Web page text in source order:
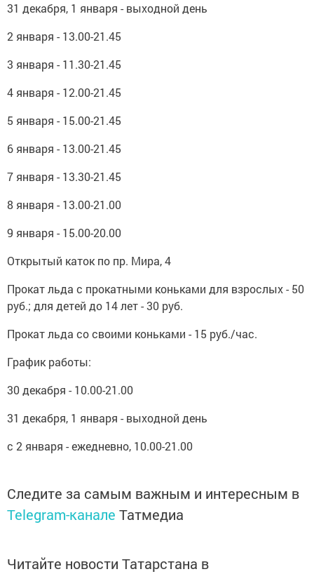
31 декабря, 1 января - выходной день
2 января - 13.00-21.45
3 января - 11.30-21.45
4 января - 12.00-21.45
5 января - 15.00-21.45
6 января - 13.00-21.45
7 января - 13.30-21.45
8 января - 13.00-21.00
9 января - 15.00-20.00
Открытый каток по пр. Мира, 4
Прокат льда с прокатными коньками для взрослых - 50
руб.; для детей до 14 лет - 30 руб.
Прокат льда со своими коньками - 15 руб./час.
График работы:
30 декабря - 10.00-21.00
31 декабря, 1 января - выходной день
с 2 января - ежедневно, 10.00-21.00
Следите за самым важным и интересным в
Telegram-канале Татмедиа
Читайте новости Татарстана в